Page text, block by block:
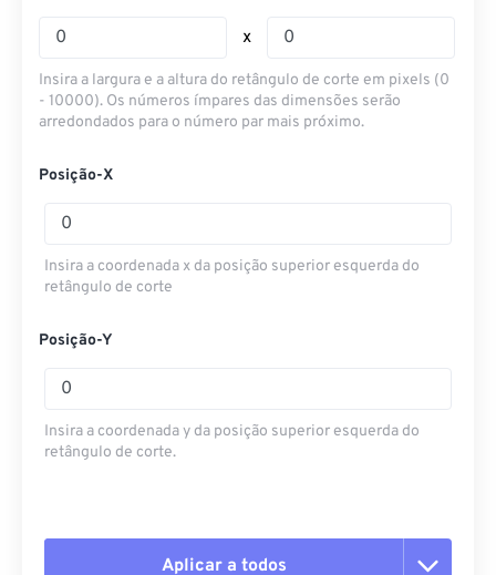
x
Insira a largura e a altura do retângulo de corte em pixels (0
- 10000). Os números ímpares das dimensões serão
arredondados para o número par mais próximo.
Posição-X
Insira a coordenada x da posição superior esquerda do
retângulo de corte
Posição-Y
Insira a coordenada y da posição superior esquerda do
retângulo de corte.
Aplicar a todos